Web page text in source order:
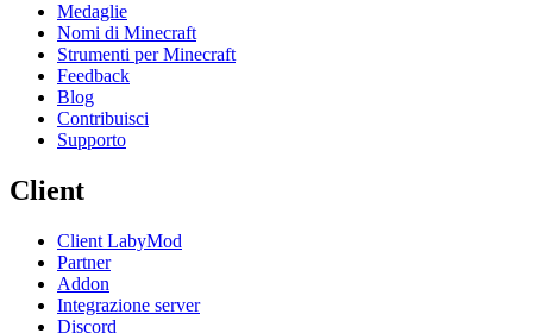
Medaglie
Nomi di Minecraft
Strumenti per Minecraft
Feedback
Blog
Contribuisci
Supporto
Client
Client LabyMod
Partner
Addon
Integrazione server
Discord